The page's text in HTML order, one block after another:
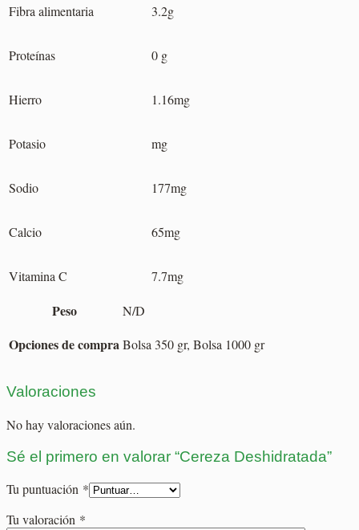
Fibra alimentaria 3.2g
Proteínas 0 g
Hierro 1.16mg
Potasio mg
Sodio 177mg
Calcio 65mg
Vitamina C 7.7mg
Peso N/D
Opciones de compraBolsa 350 gr, Bolsa 1000 gr
Valoraciones
No hay valoraciones aún.
Sé el primero en valorar “Cereza Deshidratada”
Tu puntuación *
Tu valoración *